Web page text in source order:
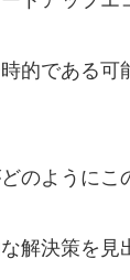
的である
のようにこ
解決策を見